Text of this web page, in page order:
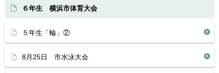
６年生 横浜市体育大会
５年生「輪」②
8月25日 市水泳大会